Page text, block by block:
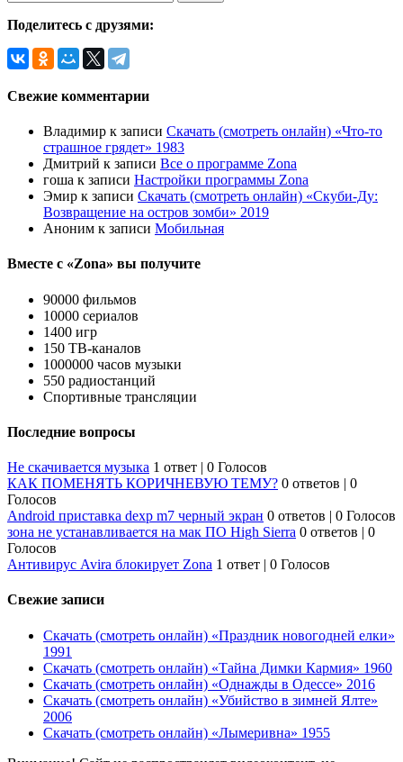
Поделитесь с друзями:
Свежие комментарии
Владимир к записи Скачать (смотреть онлайн) «Что-то
страшное грядет» 1983
Дмитрий к записи Все о программе Zona
гоша к записи Настройки программы Zona
Эмир к записи Скачать (смотреть онлайн) «Скуби-Ду:
Возвращение на остров зомби» 2019
Аноним к записи Мобильная
Вместе с «Zona» вы получите
90000 фильмов
10000 сериалов
1400 игр
150 ТВ-каналов
1000000 часов музыки
550 радиостанций
Спортивные трансляции
Последние вопросы
Не скачивается музыка 1 ответ | 0 Голосов
КАК ПОМЕНЯТЬ КОРИЧНЕВУЮ ТЕМУ? 0 ответов | 0
Голосов
Android приставка dexp m7 черный экран 0 ответов | 0 Голосов
зона не устанавливается на мак ПО High Sierra 0 ответов | 0
Голосов
Антивирус Avira блокирует Zona 1 ответ | 0 Голосов
Свежие записи
Скачать (смотреть онлайн) «Праздник новогодней елки»
1991
Скачать (смотреть онлайн) «Тайна Димки Кармия» 1960
Скачать (смотреть онлайн) «Однажды в Одессе» 2016
Скачать (смотреть онлайн) «Убийство в зимней Ялте»
2006
Скачать (смотреть онлайн) «Лымеривна» 1955